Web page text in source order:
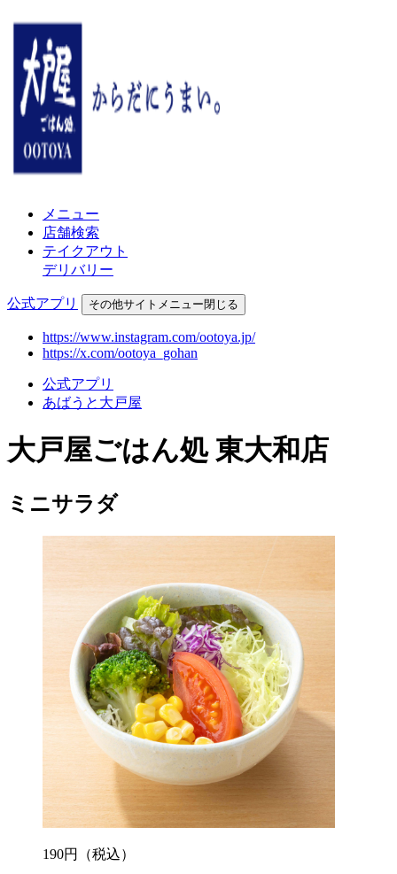
メニュー
店舗検索
テイクアウト
デリバリー
公式アプリ その他サイトメニュー閉じる
https://www.instagram.com/ootoya.jp/
https://x.com/ootoya_gohan
公式アプリ
あばうと大戸屋
大戸屋ごはん処 東大和店
ミニサラダ
190円 （税込）